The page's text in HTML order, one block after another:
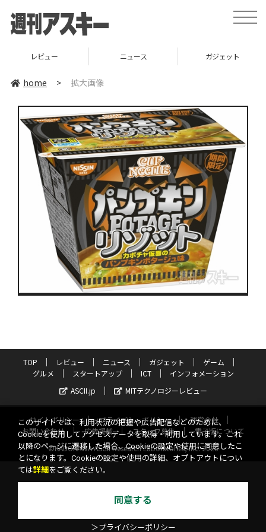
toggle
レビュー ニュース ガジェット
home > 拡大画像
TOP レビュー ニュース ガジェット
ゲーム
グルメ
スタートアップ ICT
インフォメーション
ASCII.jp
MITテクノロジーレビュー
サイトポリシー プライバシーポリシー
運営会社
お問い合わせ
広告掲載 スタッフ募集
電子版について
©KADOKAWA ASCII Research Laboratories, Inc. 2026
このサイトでは、利用状況の把握や広告配信などのために、
Cookieを使用してアクセスデータを取得・利用しています。これ
以降のページに遷移した場合、Cookieの設定や使用に同意したこ
とになります。Cookieの設定や使用の詳細、オプトアウトについ
ては詳細 をご覧ください。
同意する
＞プライバシーポリシー